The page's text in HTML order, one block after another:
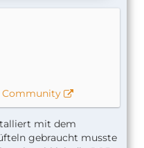
Community
mit dem
gebraucht musste